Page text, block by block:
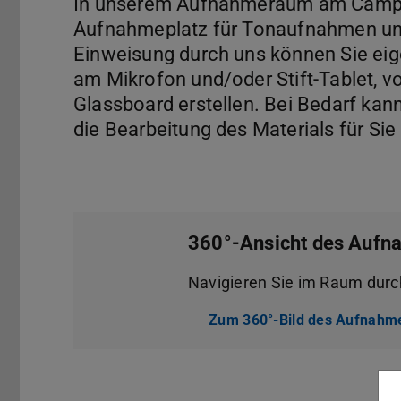
Aufnahmeplatz für Tonaufnahmen
Einweisung durch uns können Sie
am Mikrofon und/oder Stift-Tablet,
Glassboard erstellen. Bei Bedarf
die Bearbeitung des Materials für Sie
360°-Ansicht des
Navigieren Sie im Raum
Zum 360°-Bild des